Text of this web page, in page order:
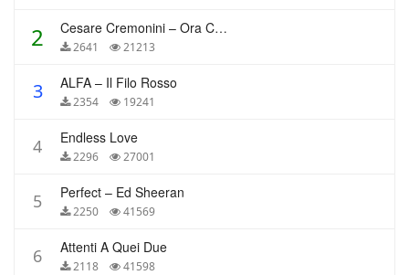
2 Cesare Cremonini – Ora Che Non Ho Più Te
2641 21213
3 ALFA – Il Filo Rosso
2354 19241
4 Endless Love
2296 27001
5 Perfect – Ed Sheeran
2250 41569
6 Attenti A Quei Due
2118 41598